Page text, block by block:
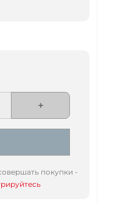
+
покупки -